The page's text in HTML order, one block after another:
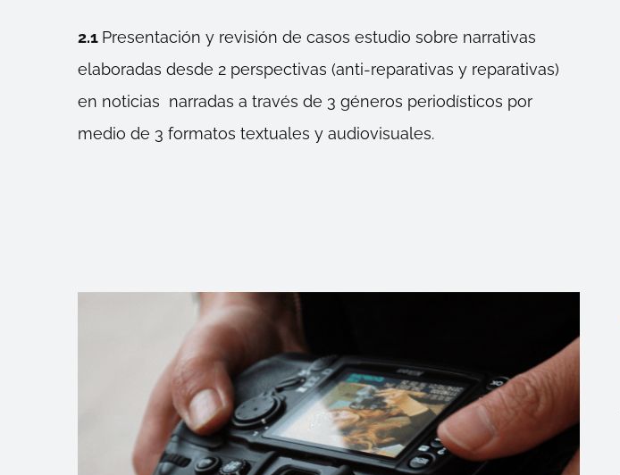
2.1 Presentación y revisión de casos estudio sobre narrativas
elaboradas desde 2 perspectivas (anti-reparativas y reparativas)
en noticias narradas a través de 3 géneros periodísticos por
medio de 3 formatos textuales y audiovisuales.